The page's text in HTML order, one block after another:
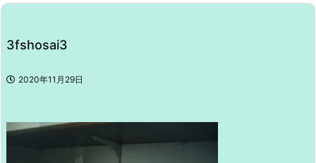
3fshosai3
2020年11月29日